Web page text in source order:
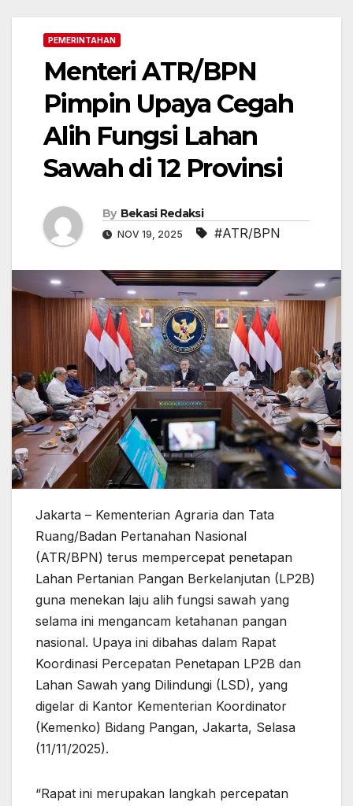
PEMERINTAHAN
Menteri ATR/BPN
Pimpin Upaya Cegah
Alih Fungsi Lahan
Sawah di 12 Provinsi
By Bekasi Redaksi
NOV 19, 2025 #ATR/BPN
Jakarta – Kementerian Agraria dan Tata
Ruang/Badan Pertanahan Nasional
(ATR/BPN) terus mempercepat penetapan
Lahan Pertanian Pangan Berkelanjutan (LP2B)
guna menekan laju alih fungsi sawah yang
selama ini mengancam ketahanan pangan
nasional. Upaya ini dibahas dalam Rapat
Koordinasi Percepatan Penetapan LP2B dan
Lahan Sawah yang Dilindungi (LSD), yang
digelar di Kantor Kementerian Koordinator
(Kemenko) Bidang Pangan, Jakarta, Selasa
(11/11/2025).
“Rapat ini merupakan langkah percepatan